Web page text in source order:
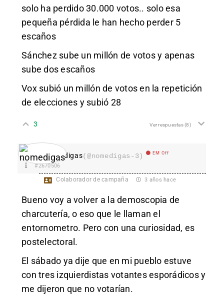
solo ha perdido 30.000 votos.. solo esa
pequeña pérdida le han hecho perder 5
escaños
Sánchez sube un millón de votos y apenas
sube dos escaños
Vox subió un millón de votos en la repetición
de elecciones y subió 28
3 Ver respuestas(8)
nomedigas(@nomedigas-3) EM Off
#2670506
Colaborador de campaña 3 años hace
Bueno voy a volver a la demoscopia de
charcutería, o eso que le llaman el
entornometro. Pero con una curiosidad, es
postelectoral.
El sábado ya dije que en mi pueblo estuve
con tres izquierdistas votantes esporádicos y
me dijeron que no votarían.